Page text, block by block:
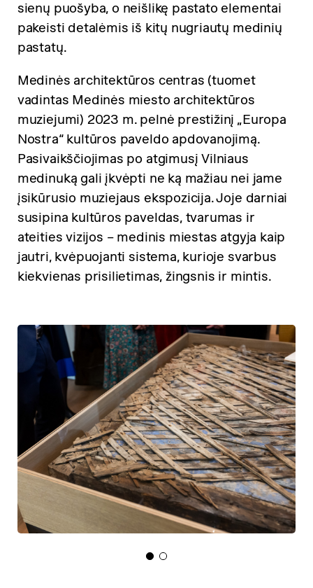
sienų puošyba, o neišlikę pastato elementai
pakeisti detalėmis iš kitų nugriautų medinių
pastatų.
Medinės architektūros centras (tuomet
vadintas Medinės miesto architektūros
muziejumi) 2023 m. pelnė prestižinį „Europa
Nostra“ kultūros paveldo apdovanojimą.
Pasivaikščiojimas po atgimusį Vilniaus
medinuką gali įkvėpti ne ką mažiau nei jame
įsikūrusio muziejaus ekspozicija. Joje darniai
susipina kultūros paveldas, tvarumas ir
ateities vizijos – medinis miestas atgyja kaip
jautri, kvėpuojanti sistema, kurioje svarbus
kiekvienas prisilietimas, žingsnis ir mintis.